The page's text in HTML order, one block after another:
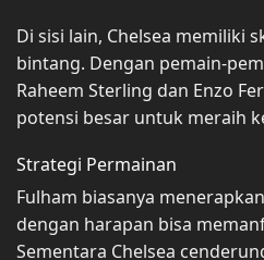
Di sisi lain, Chelsea memiliki
bintang. Dengan pemain-
Raheem Sterling dan Enzo
potensi besar untuk meraih
Strategi Permainan
Fulham biasanya
dengan harapan bisa
Sementara Chelsea